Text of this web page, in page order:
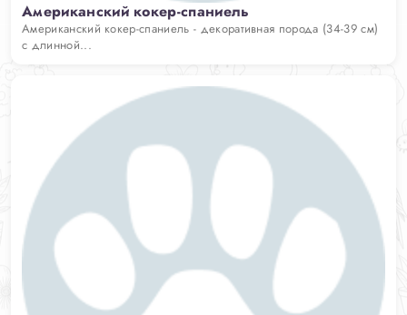
Американский кокер-спаниель
Американский кокер-спаниель - декоративная порода (34-39 см)
с длинной...